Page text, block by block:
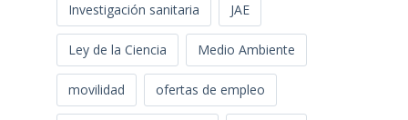
Investigación sanitaria JAE
Ley de la Ciencia Medio Ambiente
movilidad ofertas de empleo